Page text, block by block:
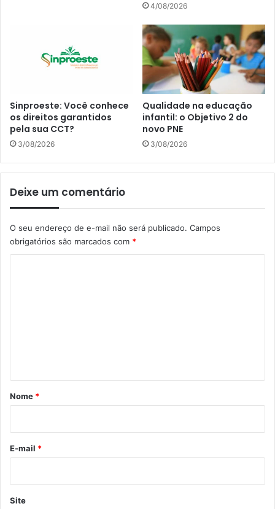
4/08/2026
Sinproeste: Você conhece
os direitos garantidos
pela sua CCT?
3/08/2026
Qualidade na educação
infantil: o Objetivo 2 do
novo PNE
3/08/2026
Deixe um comentário
O seu endereço de e-mail não será publicado. Campos
obrigatórios são marcados com *
r
*
Nome *
E-mail *
Site